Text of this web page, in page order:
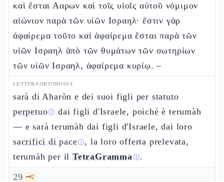
καὶ ἔσται Ααρων καὶ τοῖς υἱοῖς αὐτοῦ νόμιμον
αἰώνιον παρὰ τῶν υἱῶν Ισραηλ· ἔστιν γὰρ
ἀφαίρεμα τοῦτο καὶ ἀφαίρεμα ἔσται παρὰ τῶν
υἱῶν Ισραηλ ἀπὸ τῶν θυμάτων τῶν σωτηρίων
τῶν υἱῶν Ισραηλ, ἀφαίρεμα κυρίῳ. –
LETTURA ORTODOSSA
sarà di Aharòn e dei suoi figli per statuto
perpetuoⓘ dai figli d'Israele, poiché è terumàh
— e sarà terumàh dai figli d'Israele, dai loro
sacrifici di paceⓘ, la loro offerta prelevata,
terumàh per ilTetraGrammaⓘ.
29 🗝️2